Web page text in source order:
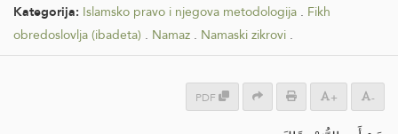
Kategorija: Islamsko pravo i njegova metodologija . Fikh
obredoslovlja (ibadeta) . Namaz . Namaski zikrovi .
PDF + -